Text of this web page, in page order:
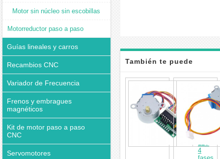
Motor sin núcleo sin escobillas
Motorreductor paso a paso
Guías lineales y carros
Recambios CNC
Variador de Frecuencia
Frenos y embragues
magnéticos
Kit de motor paso a paso
CNC
Servomotores
También te puede
interesar
paso
a
paso
5V
12V
4